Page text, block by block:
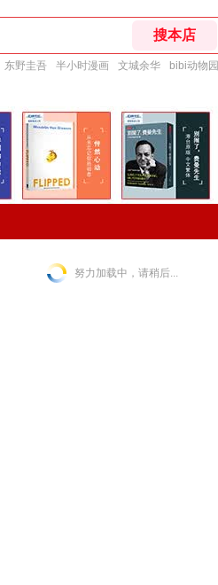
东野圭吾 半小时漫画 文城余华 bibi动物园
努力加载中，请稍后...